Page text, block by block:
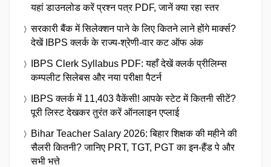
यहां डाउनलोड करें प्रश्न पत्र PDF, जानें क्या रहा स्तर
सरकारी बैंक में सिलेक्शन पाने के लिए कितने लाने होंगे मार्क्स?
देखें IBPS क्लर्क के राज्य-श्रेणी-वार कट ऑफ अंक
IBPS Clerk Syllabus PDF: यहाँ देखें क्लर्क प्रीलिम्स
कम्पलीट सिलेबस और नया परीक्षा पैटर्न
IBPS क्लर्क में 11,403 वैकेंसी! आपके स्टेट में कितनी सीटें?
पूरी लिस्ट देखकर तुरंत करें ऑनलाइन एप्लाई
Bihar Teacher Salary 2026: बिहार शिक्षक की महीने की
सैलरी कितनी? जानिए PRT, TGT, PGT का इन-हैंड पे और
सभी भत्ते